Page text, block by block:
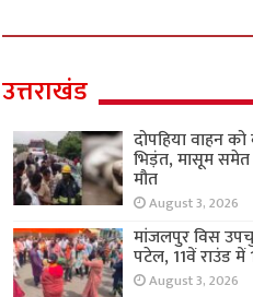
उत्तराखंड
दोपहिया वाहन
भिड़ंत, मासूम समेत
मौत
August 3, 2026
मांजलपुर विस
पटेल, 11वें राउंड
August 3, 2026